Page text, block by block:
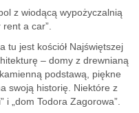
z wiodącą wypożyczalnią
a car”.
tu jest kościół Najświętszej
– domy z drewnianą
podstawą, piękne
swoją historię. Niektóre z
i „dom Todora Zagorowa”.